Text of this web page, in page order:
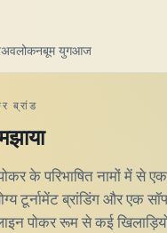
अवलोकनबूम युगआज
ब्रांड
के परिभाषित नामों में से
टूर्नामेंट ब्रांडिंग और एक
पोकर रूम से कई